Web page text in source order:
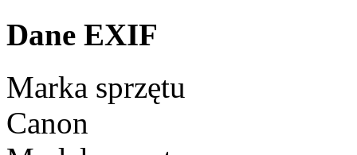
Dane EXIF
Marka sprzętu
Canon